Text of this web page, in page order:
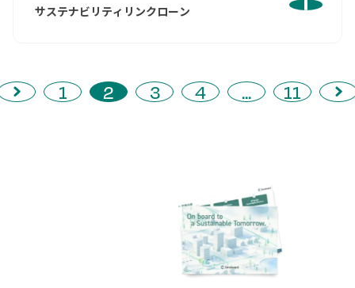
サステナビリティリンクローン
1 2 3 4 ... 11